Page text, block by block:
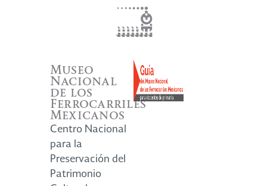
Museo
Nacional
de los
Ferrocarriles
Mexicanos
Centro Nacional
para la
Preservación del
Patrimonio